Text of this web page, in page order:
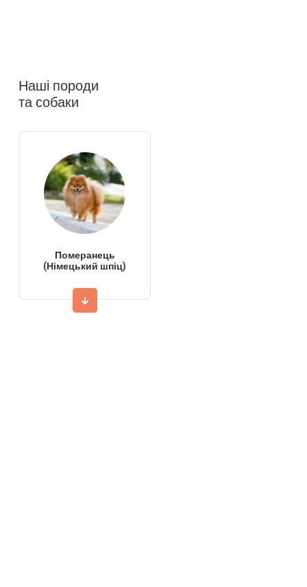
Наші породи
та собаки
Померанець
(Німецький шпіц)